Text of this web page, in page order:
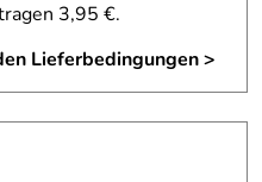
3,95 €.
Lieferbedingungen >